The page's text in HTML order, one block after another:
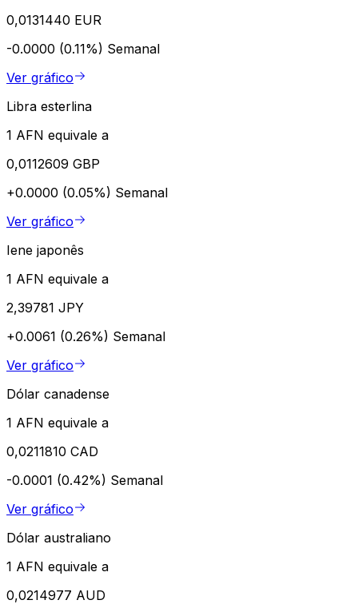
0,0131440 EUR
-0.0000 (0.11%) Semanal
Ver gráfico
Libra esterlina
1 AFN equivale a
0,0112609 GBP
+0.0000 (0.05%) Semanal
Ver gráfico
Iene japonês
1 AFN equivale a
2,39781 JPY
+0.0061 (0.26%) Semanal
Ver gráfico
Dólar canadense
1 AFN equivale a
0,0211810 CAD
-0.0001 (0.42%) Semanal
Ver gráfico
Dólar australiano
1 AFN equivale a
0,0214977 AUD